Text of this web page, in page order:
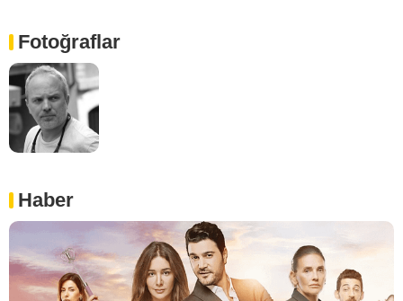
Fotoğraflar
Haber